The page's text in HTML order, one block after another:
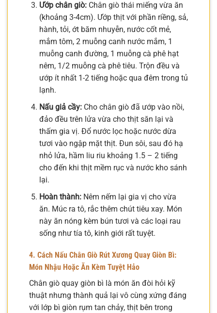
Ướp chân giò:Chân giò thái miếng vừa ăn
(khoảng 3-4cm). Ướp thịt với phần riềng, sả,
hành, tỏi, ớt băm nhuyễn, nước cốt mẻ,
mắm tôm, 2 muỗng canh nước mắm, 1
muỗng canh đường, 1 muỗng cà phê hạt
nêm, 1/2 muỗng cà phê tiêu. Trộn đều và
ướp ít nhất 1-2 tiếng hoặc qua đêm trong tủ
lạnh.
Nấu giả cầy:Cho chân giò đã ướp vào nồi,
đảo đều trên lửa vừa cho thịt săn lại và
thấm gia vị. Đổ nước lọc hoặc nước dừa
tươi vào ngập mặt thịt. Đun sôi, sau đó hạ
nhỏ lửa, hầm liu riu khoảng 1.5 – 2 tiếng
cho đến khi thịt mềm rục và nước kho sánh
lại.
Hoàn thành:Nêm nếm lại gia vị cho vừa
ăn. Múc ra tô, rắc thêm chút tiêu xay. Món
này ăn nóng kèm bún tươi và các loại rau
sống như tía tô, kinh giới rất tuyệt.
4. Cách Nấu Chân Giò Rút Xương Quay Giòn Bì:
Món Nhậu Hoặc Ăn Kèm Tuyệt Hảo
Chân giò quay giòn bì là món ăn đòi hỏi kỹ
thuật nhưng thành quả lại vô cùng xứng đáng
với lớp bì giòn rụm tan chảy, thịt bên trong